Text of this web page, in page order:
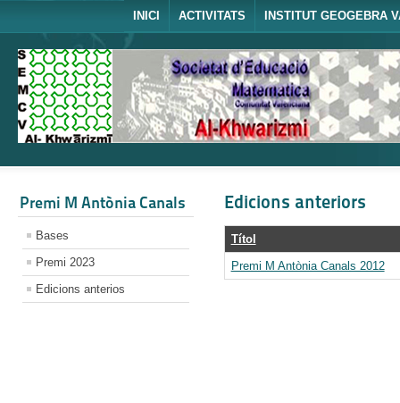
INICI ACTIVITATS INSTITUT GEOGEBRA
Premi M Antònia Canals
Bases
Premi 2023
Edicions anterios
Edicions anteriors
Títol
Premi M Antònia Canals 2012